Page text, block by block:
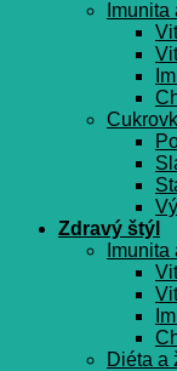
Zdravý štýl
Diéta a